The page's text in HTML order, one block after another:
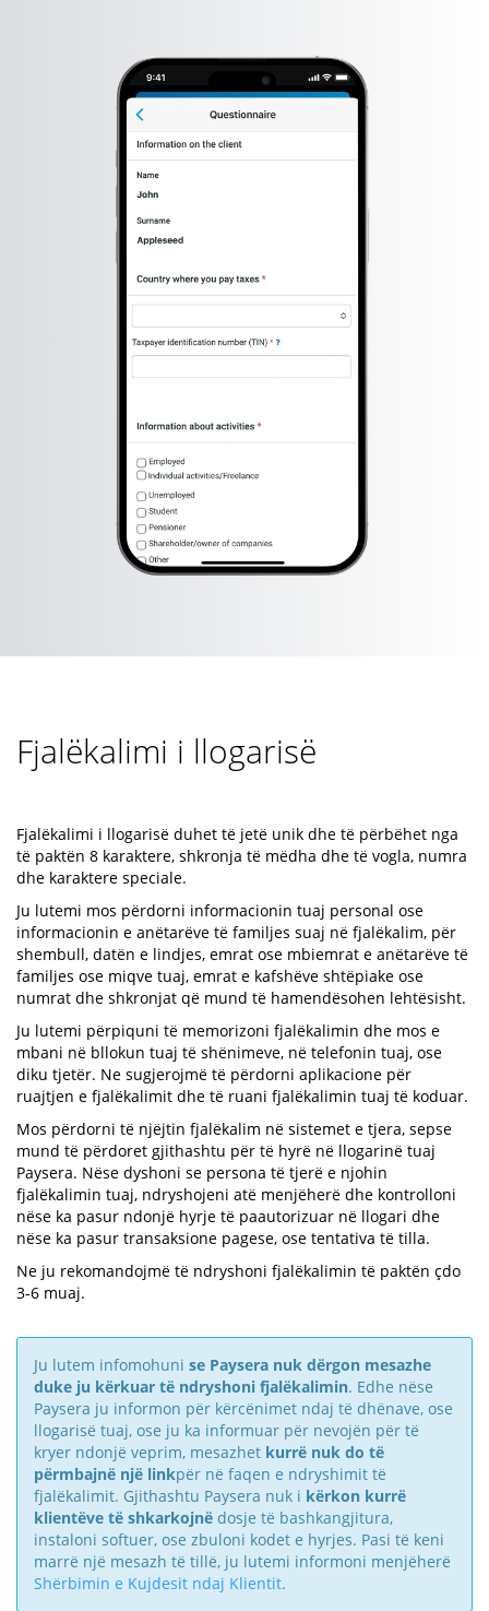
Fjalëkalimi i llogarisë
Fjalëkalimi i llogarisë duhet të jetë unik dhe të përbëhet nga
të paktën 8 karaktere, shkronja të mëdha dhe të vogla, numra
dhe karaktere speciale.
Ju lutemi mos përdorni informacionin tuaj personal ose
informacionin e anëtarëve të familjes suaj në fjalëkalim, për
shembull, datën e lindjes, emrat ose mbiemrat e anëtarëve të
familjes ose miqve tuaj, emrat e kafshëve shtëpiake ose
numrat dhe shkronjat që mund të hamendësohen lehtësisht.
Ju lutemi përpiquni të memorizoni fjalëkalimin dhe mos e
mbani në bllokun tuaj të shënimeve, në telefonin tuaj, ose
diku tjetër. Ne sugjerojmë të përdorni aplikacione për
ruajtjen e fjalëkalimit dhe të ruani fjalëkalimin tuaj të koduar.
Mos përdorni të njëjtin fjalëkalim në sistemet e tjera, sepse
mund të përdoret gjithashtu për të hyrë në llogarinë tuaj
Paysera. Nëse dyshoni se persona të tjerë e njohin
fjalëkalimin tuaj, ndryshojeni atë menjëherë dhe kontrolloni
nëse ka pasur ndonjë hyrje të paautorizuar në llogari dhe
nëse ka pasur transaksione pagese, ose tentativa të tilla.
Ne ju rekomandojmë të ndryshoni fjalëkalimin të paktën çdo
3-6 muaj.
Ju lutem infomohuni se Paysera nuk dërgon mesazhe
duke ju kërkuar të ndryshoni fjalëkalimin. Edhe nëse
Paysera ju informon për kërcënimet ndaj të dhënave, ose
llogarisë tuaj, ose ju ka informuar për nevojën për të
kryer ndonjë veprim, mesazhet kurrë nuk do të
përmbajnë një linkpër në faqen e ndryshimit të
fjalëkalimit. Gjithashtu Paysera nuk i kërkon kurrë
klientëve të shkarkojnë dosje të bashkangjitura,
instaloni softuer, ose zbuloni kodet e hyrjes. Pasi të keni
marrë një mesazh të tillë, ju lutemi informoni menjëherë
Shërbimin e Kujdesit ndaj Klientit.